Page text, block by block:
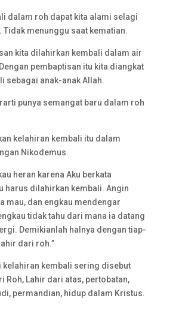
dalam roh dapat kita alami selagi
Tidak menunggu saat kematian.
kita dilahirkan kembali dalam air
pembaptisan itu kita diangkat
sebagai anak-anak Allah.
punya semangat baru dalam roh
kelahiran kembali itu dalam
Nikodemus.
heran karena Aku berkata
harus dilahirkan kembali. Angin
mau, dan engkau mendengar
tidak tahu dari mana ia datang
Demikianlah halnya dengan tiap-
dari roh.”
kelahiran kembali sering disebut
Roh, Lahir dari atas, pertobatan,
permandian, hidup dalam Kristus.